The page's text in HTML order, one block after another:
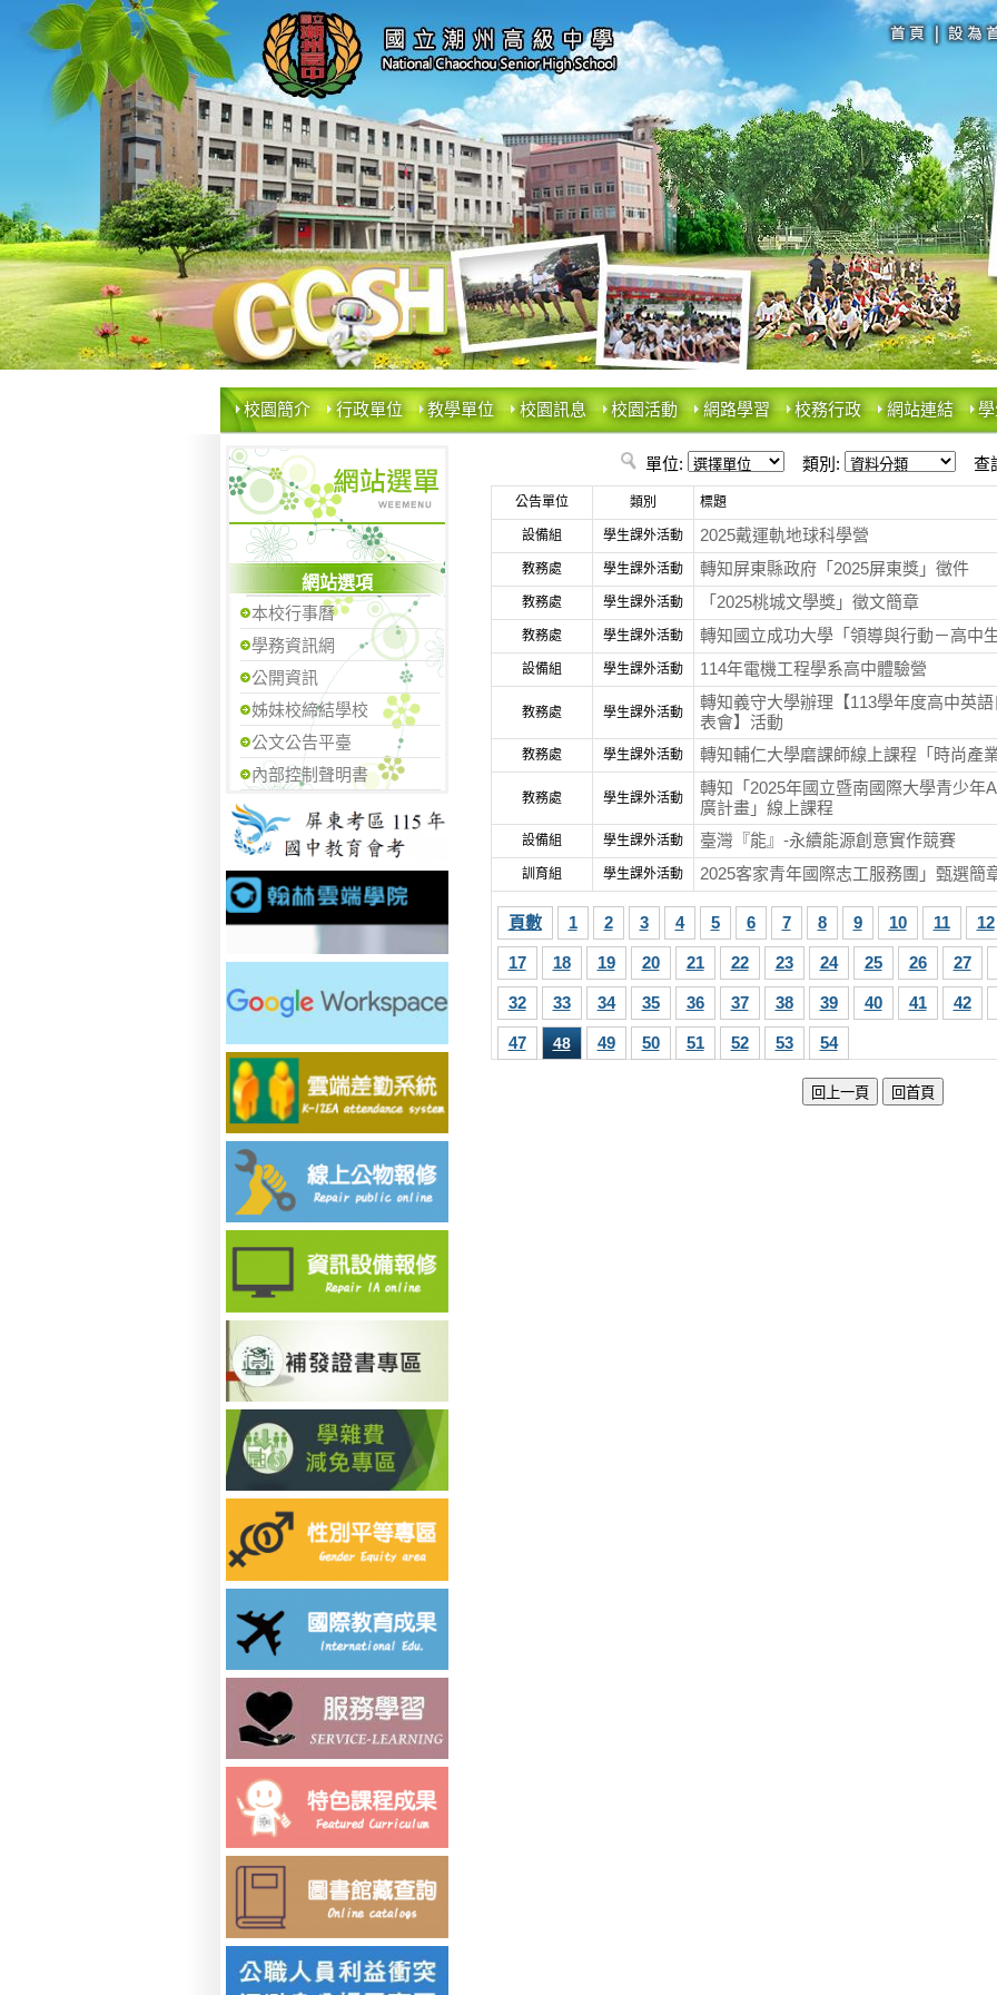
校園簡介 行政單位 教學單位 校園訊息 校園活動 網路學習 校務行政 網站連結
網站選項
本校行事曆
學務資訊網
公開資訊
姊妹校締結學校
公文公告平臺
內部控制聲明書
單位: 類別: 查
公告單位 類別 標題
設備組 學生課外活動 2025戴運軌地球科學營
教務處 學生課外活動 轉知屏東縣政府「2025屏東獎」徵件
教務處 學生課外活動 「2025桃城文學獎」徵文簡章
教務處 學生課外活動 轉知國立成功大學「領導與行動－高中
設備組 學生課外活動 114年電機工程學系高中體驗營
教務處 學生課外活動
轉知義守大學辦理【113學年度高中英
表會】活動
教務處 學生課外活動 轉知輔仁大學磨課師線上課程「時尚產
教務處 學生課外活動
轉知「2025年國立暨南國際大學青少年
廣計畫」線上課程
設備組 學生課外活動 臺灣『能』-永續能源創意實作競賽
訓育組 學生課外活動 2025客家青年國際志工服務團」甄選簡
頁數 1 2 3 4 5 6 7 8 9 10 11 12
17 18 19 20 21 22 23 24 25 26 27
32 33 34 35 36 37 38 39 40 41 42
47 48 49 50 51 52 53 54